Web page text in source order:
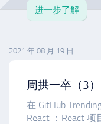
进一步了解
2021 年 08 月 19 日
周拱一卒（3）
在 GitHub
React ：React